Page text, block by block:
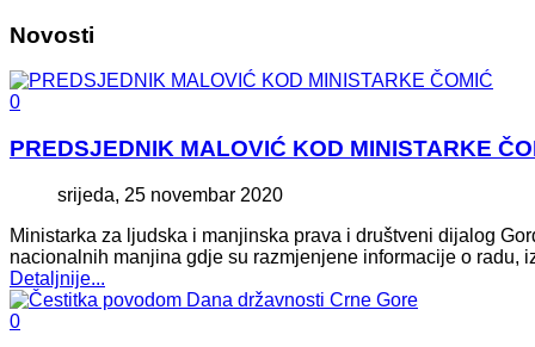
Novosti
0
PREDSJEDNIK MALOVIĆ KOD MINISTARKE
srijeda, 25 novembar 2020
Ministarka za ljudska i manjinska prava i društveni dijalog
nacionalnih manjina gdje su razmjenjene informacije o radu,
Detaljnije...
0